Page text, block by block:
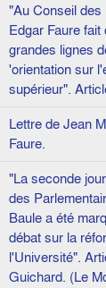
"Au Conseil des
Edgar Faure
grandes lignes
'orientation sur
supérieur".
Lettre de Jean
Faure.
"La seconde
des
Baule a été
débat sur la
l'Université".
Guichard. (Le